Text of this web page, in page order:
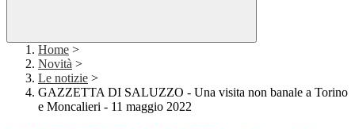
Home >
Novità >
Le notizie >
GAZZETTA DI SALUZZO - Una visita non banale a Torino
e Moncalieri - 11 maggio 2022